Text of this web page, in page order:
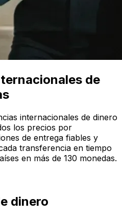
de
internacionales de dinero
los precios por
de entrega fiables y
transferencia en tiempo
en más de 130 monedas.
dinero